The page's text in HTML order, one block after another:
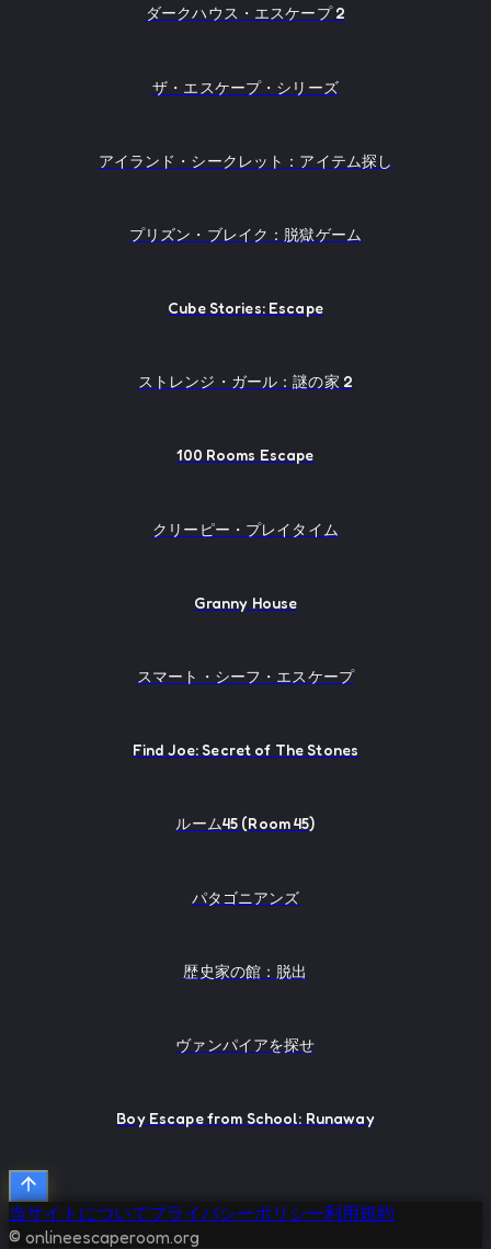
ダークハウス・エスケープ 2
ザ・エスケープ・シリーズ
アイランド・シークレット：アイテム探し
プリズン・ブレイク：脱獄ゲーム
Cube Stories: Escape
ストレンジ・ガール：謎の家 2
100 Rooms Escape
クリーピー・プレイタイム
Granny House
スマート・シーフ・エスケープ
Find Joe: Secret of The Stones
ルーム45 (Room 45)
パタゴニアンズ
歴史家の館：脱出
ヴァンパイアを探せ
Boy Escape from School: Runaway
当サイトについてプライバシーポリシー利用規約
© onlineescaperoom.org